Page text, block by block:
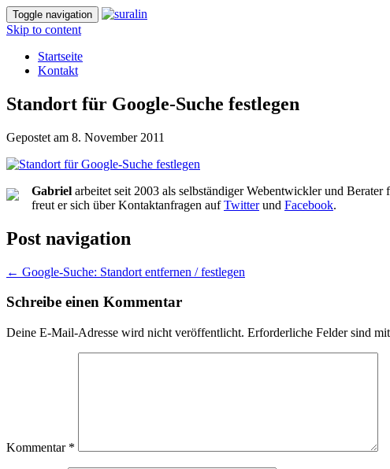
Toggle navigation
Skip to content
Startseite
Kontakt
Standort für Google-Suche festlegen
Gepostet am 8. November 2011
Gabriel arbeitet seit 2003 als selbständiger Webentwickler und
freut er sich über Kontaktanfragen aufTwitterund Facebook.
Post navigation
← Google-Suche: Standort entfernen / festlegen
Schreibe einen Kommentar
Deine E-Mail-Adresse wird nicht veröffentlicht. Erforderliche Felder sind mit
Kommentar *